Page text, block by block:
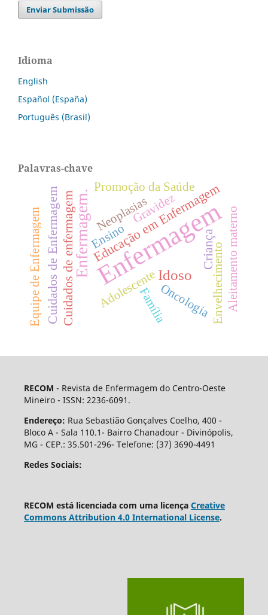
Enviar Submissão
Idioma
English
Español (España)
Português (Brasil)
Palavras-chave
Enfermagem
Enfermagem. Idoso
Cuidados de enfermagem
Cuidados de Enfermagem Criança
Educação em Enfermagem
Envelhecimento
Adolescente
Família Aleitamento materno
Equipe de Enfermagem Ensino
Neoplasias
Promoção da Saúde
Oncologia
Gravidez
RECOM - Revista de Enfermagem do Centro-Oeste
Mineiro - ISSN: 2236-6091.
Endereço: Rua Sebastião Gonçalves Coelho, 400 -
Bloco A - Sala 110.1- Bairro Chanadour - Divinópolis,
MG - CEP.: 35.501-296- Telefone: (37) 3690-4491
Redes Sociais:
RECOM está licenciada com uma licença Creative
Commons Attribution 4.0 International License.